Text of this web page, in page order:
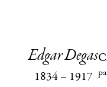
Edgar Degas
1834– 1917